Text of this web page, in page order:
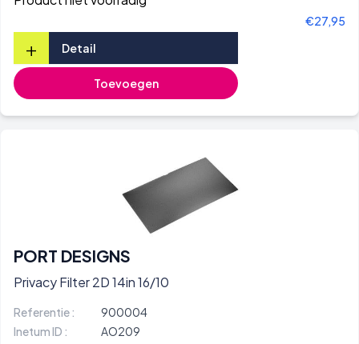
€27,95
+ Detail
Toevoegen
PORT DESIGNS
Privacy Filter 2D 14in 16/10
Referentie :
900004
Inetum ID :
AO209